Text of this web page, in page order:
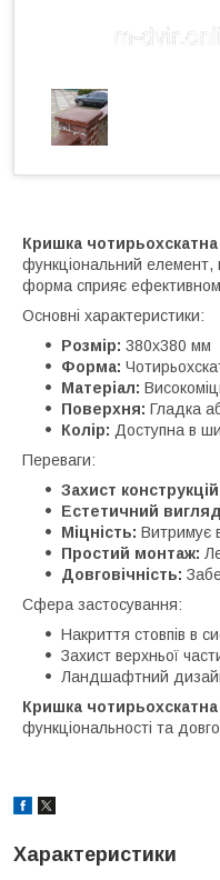
Кришка чотирьохскатна
функціональний елемент,
форма сприяє
Основні характеристики:
Розмір: 380х380 мм
Форма:
Матеріал:
Поверхня: Гладка
Колір: Доступна в
Переваги:
Захист
Естетичний
Міцність: Витримує
Простий монтаж:
Довговічність:
Сфера застосування:
Накриття стовпів в
Захист верхньої
Ландшафтний дизайн
Кришка
функціональності та
Характеристики